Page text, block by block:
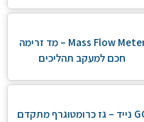
Mass Flow Meter – מד זרימה
חכם למעקב תהליכים
GC נייד – גז כרומטוגרף מתקדם